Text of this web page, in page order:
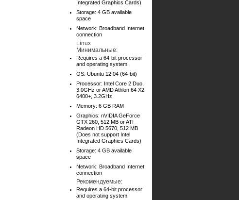
Integrated Graphics Cards)
Storage: 4 GB available
space
Network: Broadband Internet
connection
Linux
Минимальные:
Requires a 64-bit processor
and operating system
OS: Ubuntu 12.04 (64-bit)
Processor: Intel Core 2 Duo,
3.0GHz or AMD Athlon 64 X2
6400+, 3.2GHz
Memory: 6 GB RAM
Graphics: nVIDIA GeForce
GTX 260, 512 MB or ATI
Radeon HD 5670, 512 MB
(Does not support Intel
Integrated Graphics Cards)
Storage: 4 GB available
space
Network: Broadband Internet
connection
Рекомендуемые:
Requires a 64-bit processor
and operating system